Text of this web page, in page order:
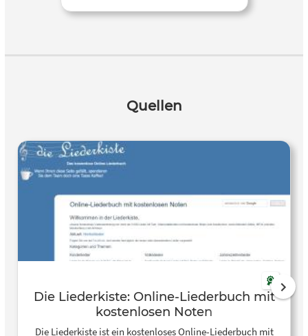
Quellen
Die Liederkiste: Online-Liederbuch mit
kostenlosen Noten
Die Liederkiste ist ein kostenloses Online-Liederbuch mit